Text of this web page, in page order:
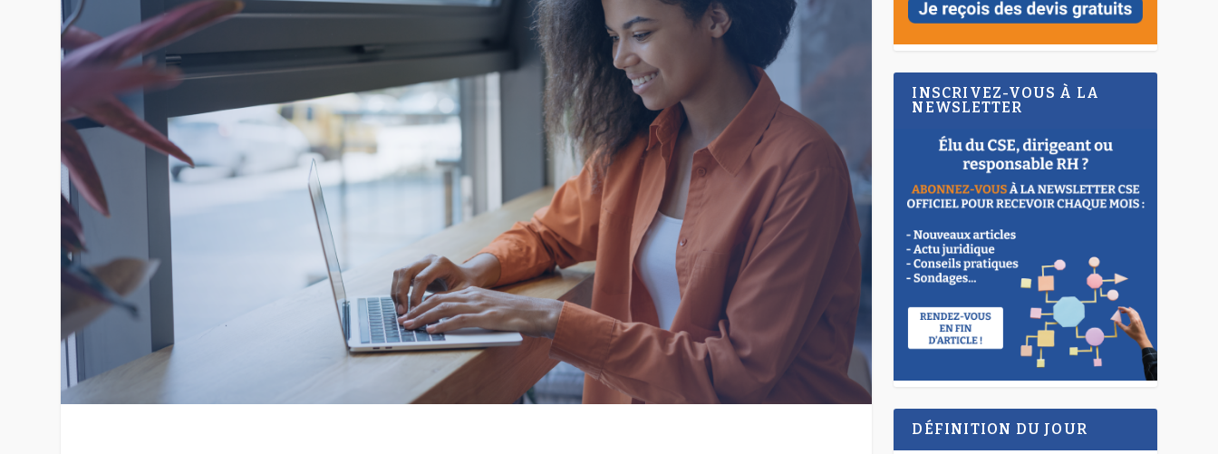
INSCRIVEZ-VOUS À LA
NEWSLETTER
DÉFINITION DU JOUR